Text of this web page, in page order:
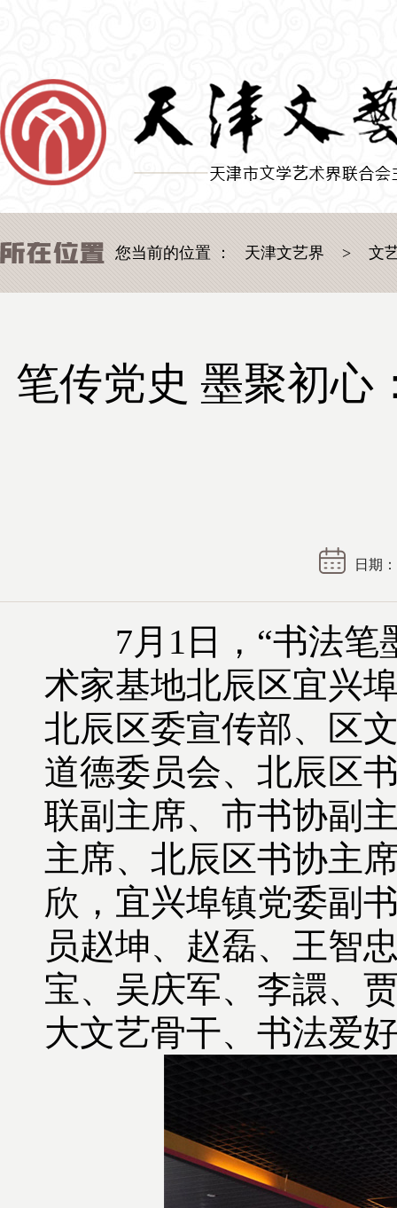
您当前的位置 ： 天津文艺界 > 文
笔传党史 墨聚初心
日期
7月1日，“书法笔
术家基地北辰区宜兴
北辰区委宣传部、区
道德委员会、北辰区
联副主席、市书协副
主席、北辰区书协主
欣，宜兴埠镇党委副
员赵坤、赵磊、王智
宝、吴庆军、李譞、
大文艺骨干、书法爱